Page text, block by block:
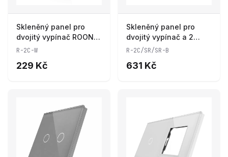
Skleněný panel pro
dvojitý vypínač ROON -
R-2C-W
R-2C-W
229 Kč
Skleněný panel pro
dvojitý vypínač a 2
zásuvkové moduly
R-2C/SR/SR-B
631 Kč